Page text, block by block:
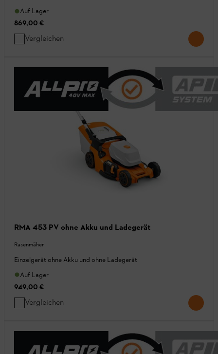
Auf Lager
869,00 €
Vergleichen
RMA 453 PV ohne Akku und Ladegerät
Rasenmäher
Einzelgerät ohne Akku und ohne Ladegerät
Auf Lager
949,00 €
Vergleichen